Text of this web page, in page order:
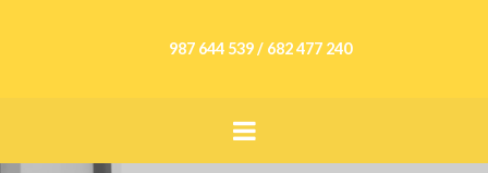
987 644 539 / 682 477 240